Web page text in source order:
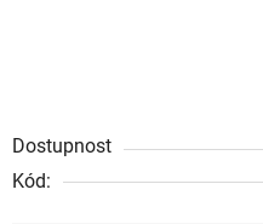
Dostupnost
Kód: